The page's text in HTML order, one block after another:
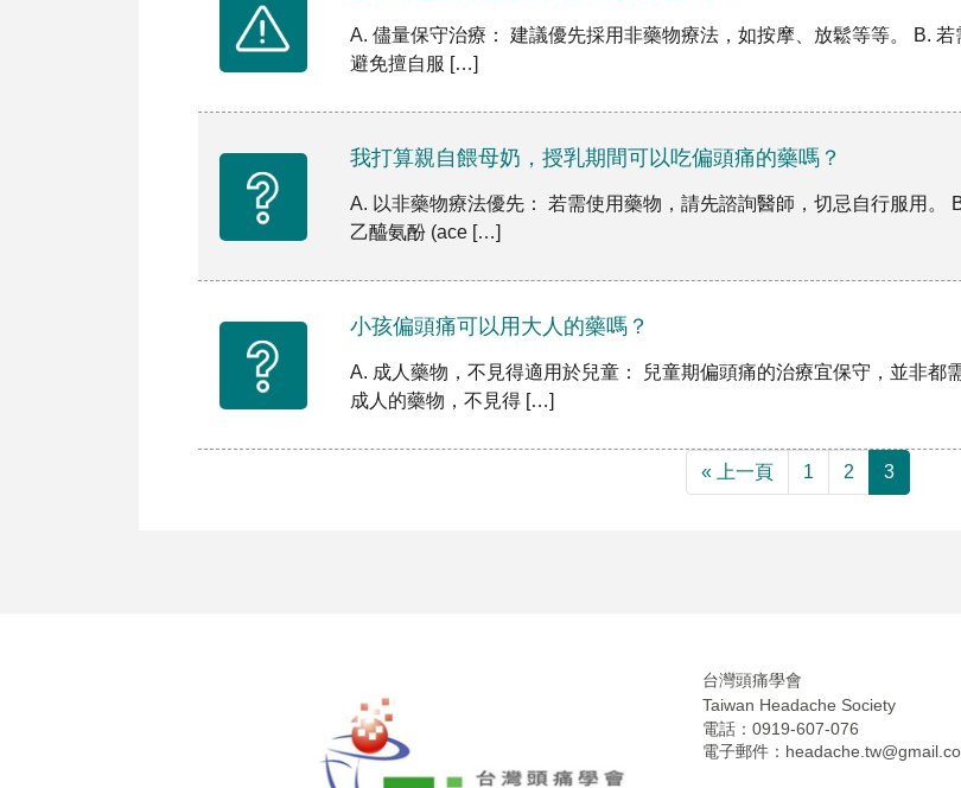
A. 儘量保守治療： 建議優先採用非藥物療法，如按摩、放鬆等等。 B. 若
避免擅自服 […]
我打算親自餵母奶，授乳期間可以吃偏頭痛的藥嗎？
A. 以非藥物療法優先： 若需使用藥物，請先諮詢醫師，切忌自行服用。
乙醯氨酚 (ace […]
小孩偏頭痛可以用大人的藥嗎？
A. 成人藥物，不見得適用於兒童： 兒童期偏頭痛的治療宜保守，並非都
成人的藥物，不見得 […]
« 上一頁 1 2 3
台灣頭痛學會
Taiwan Headache Society
電話：0919-607-076
電子郵件：